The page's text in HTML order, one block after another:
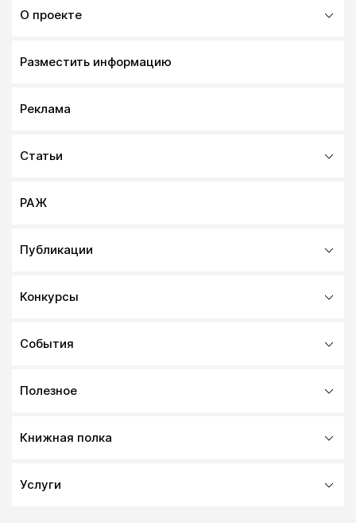
О проекте
Разместить информацию
Реклама
Статьи
РАЖ
Публикации
Конкурсы
События
Полезное
Книжная полка
Услуги